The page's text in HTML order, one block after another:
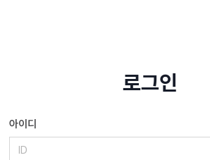
로그인
아이디